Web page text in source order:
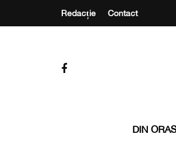
Redacție Contact
DIN ORAS